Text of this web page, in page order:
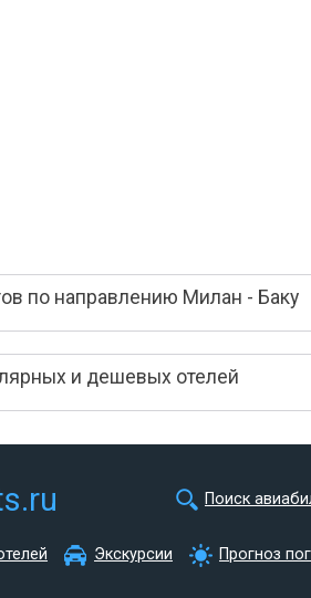
по направлению Милан - Баку
и дешевых отелей
Поиск
Экскурсии Прогноз